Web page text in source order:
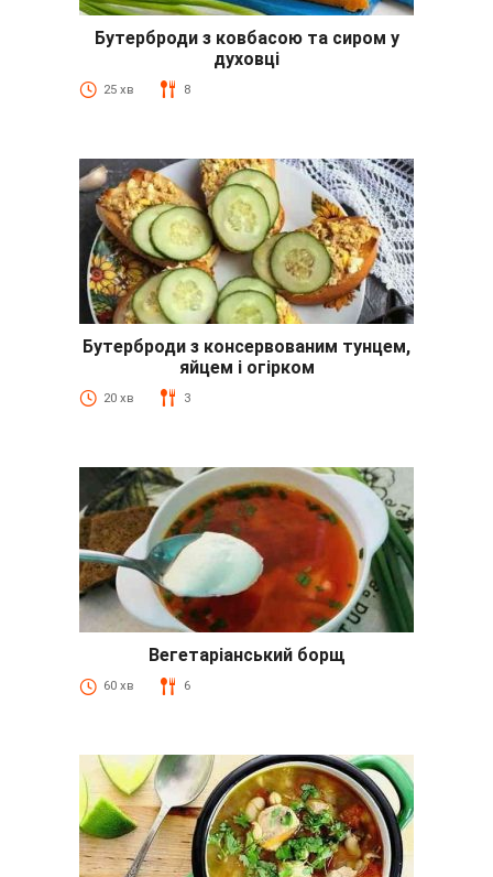
Бутерброди з ковбасою та сиром у
духовці
25 хв 8
Бутерброди з консервованим тунцем,
яйцем і огірком
20 хв 3
Вегетаріанський борщ
60 хв 6